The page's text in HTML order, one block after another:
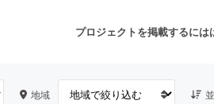
プロジェクトを掲載するには
地域